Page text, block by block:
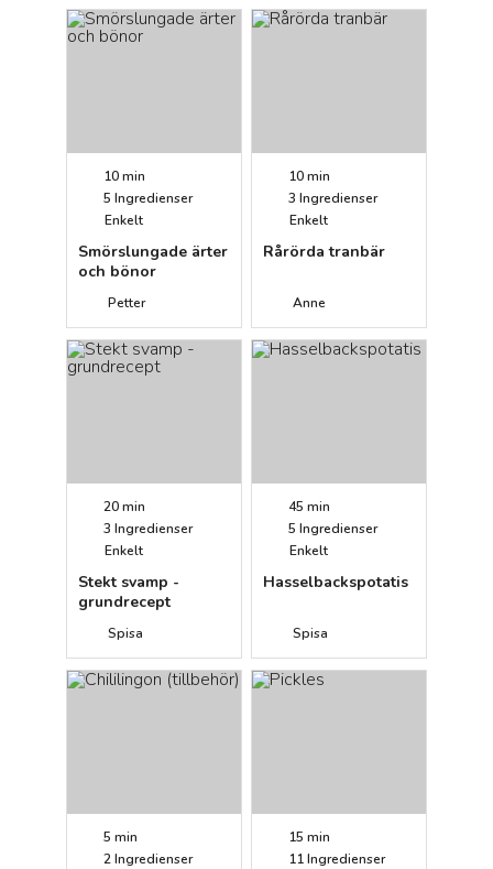
10 min
5 Ingredienser
Enkelt
Smörslungade ärter
och bönor
Petter
10 min
3 Ingredienser
Enkelt
Rårörda tranbär
Anne
20 min
3 Ingredienser
Enkelt
Stekt svamp -
grundrecept
Spisa
45 min
5 Ingredienser
Enkelt
Hasselbackspotatis
Spisa
5 min
2Ingredienser
15 min
11Ingredienser